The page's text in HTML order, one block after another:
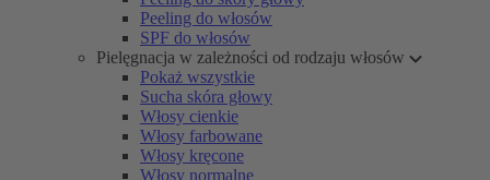
Peeling do włosów
SPF do włosów
Pielęgnacja w zależności od rodzaju włosów
Pokaż wszystkie
Sucha skóra głowy
Włosy cienkie
Włosy farbowane
Włosy kręcone
Włosy normalne